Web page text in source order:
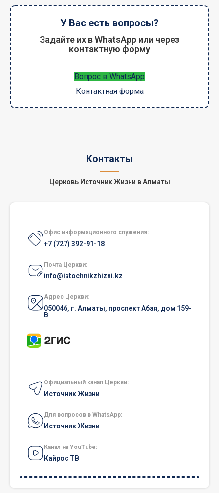
У Вас есть вопросы?
Задайте их в WhatsApp или через
контактную форму
Вопрос в WhatsApp
Контактная форма
Контакты
Церковь Источник Жизни в Алматы
Офис информационного служения:
+7 (727) 392-91-18
Почта Церкви:
info@istochnikzhizni.kz
Адрес Церкви:
050046, г. Алматы, проспект Абая, дом 159-
В
Официальный канал Церкви:
Источник Жизни
Для вопросов в WhatsApp:
Источник Жизни
Канал на YouTube:
Кайрос ТВ